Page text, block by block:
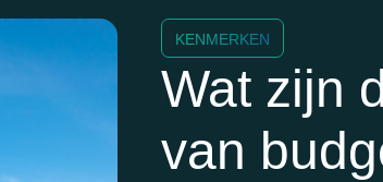
KENMERKEN
Wat zijn
van